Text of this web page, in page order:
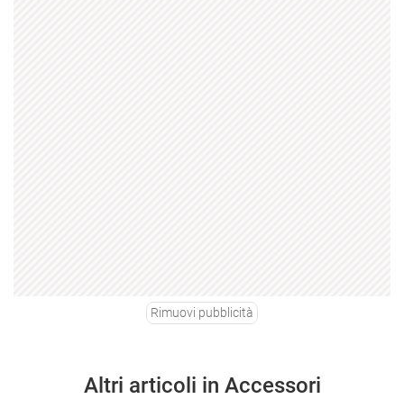
Rimuovi pubblicità
Altri articoli in Accessori